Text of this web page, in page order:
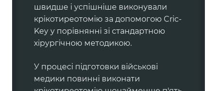
швидше і успішніше виконували
крікотиреотомію за допомогою Cric-
Key у порівнянні зі стандартною
хірургічною методикою.
У процесі підготовки військові
медики повинні виконати